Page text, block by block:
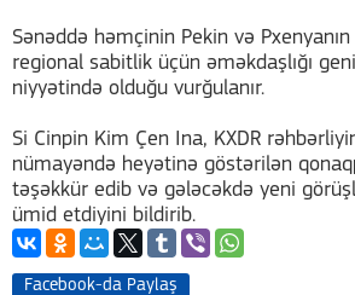
Sənəddə həmçinin Pekin və
regional sabitlik üçün əməkdaşlığı
niyyətində olduğu vurğulanır.
Si Cinpin Kim Çen Ina, KXDR
nümayəndə heyətinə göstərilən
təşəkkür edib və gələcəkdə yeni
ümid etdiyini bildirib.
Facebook-da Paylaş